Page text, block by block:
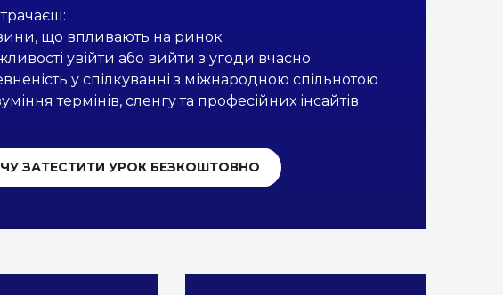
що впливають на ринок
увійти або вийти з угоди вчасно
у спілкуванні з міжнародною спільнотою
термінів, сленгу та професійних інсайтів
ЗАТЕСТИТИ УРОК БЕЗКОШТОВНО